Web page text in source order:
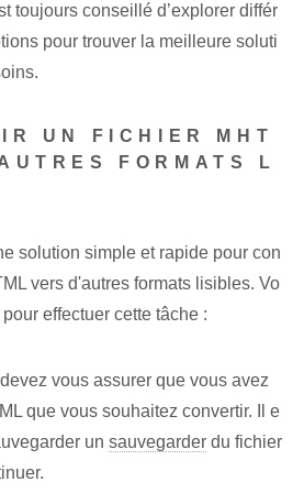
toujours conseillé d’explorer différ
pour trouver la meilleure soluti
UN FICHIER MHT
FORMATS L
solution simple et rapide pour con
vers d'autres formats lisibles. Vo
effectuer cette tâche :
vous assurer que vous avez
que vous souhaitez convertir. Il e
un sauvegarder du fichier